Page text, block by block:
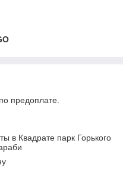
предоплате.
в Квадрате парк Горького